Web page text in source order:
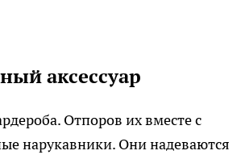
аксессуар
Отпоров их вместе с
нарукавники. Они надеваются